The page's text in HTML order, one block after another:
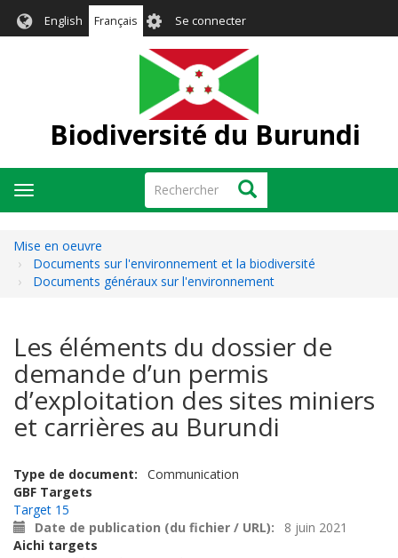
English Français User
account
menu
Se connecter
Biodiversité du Burundi
Rechercher Rechercher
Toggle
navigation
Mise en oeuvre
Documents sur l'environnement et la biodiversité
Documents généraux sur l'environnement
Les éléments du dossier de
demande d’un permis
d’exploitation des sites miniers
et carrières au Burundi
Type de document
Communication
GBF Targets
Target 15
Date de publication (du fichier / URL)
8 juin 2021
Aichi targets